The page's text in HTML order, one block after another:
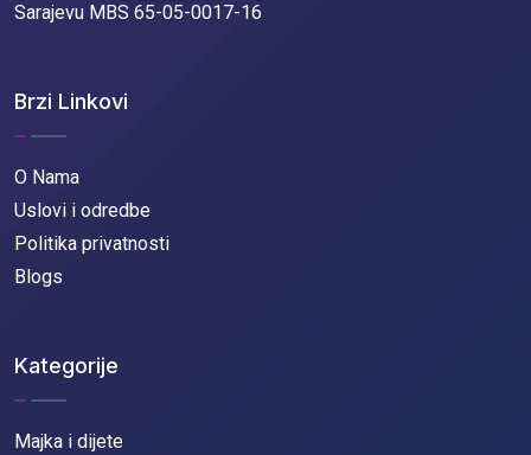
Sarajevu MBS 65-05-0017-16
Brzi Linkovi
O Nama
Uslovi i odredbe
Politika privatnosti
Blogs
Kategorije
Majka i dijete